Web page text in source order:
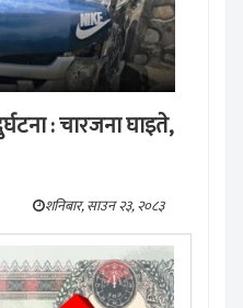
: चारजना घाइते,
शनिबार, साउन २३, २०८३